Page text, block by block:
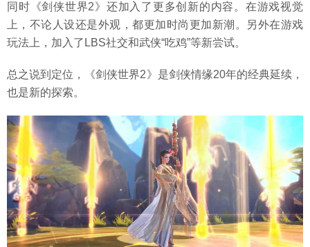
同时《剑侠世界2》还加入了更多创新的内容。在游戏视觉
上，不论人设还是外观，都更加时尚更加新潮。另外在游戏
玩法上，加入了LBS社交和武侠“吃鸡”等新尝试。
总之说到定位，《剑侠世界2》是剑侠情缘20年的经典延续，
也是新的探索。